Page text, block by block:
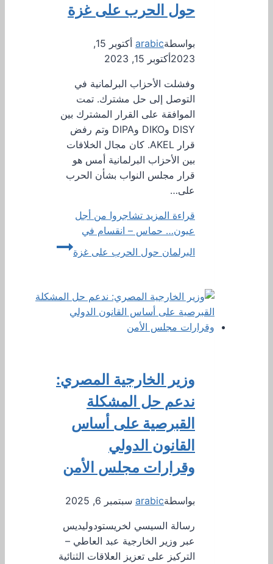
حول الحرب على غزة
بواسطةarabic
أكتوبر 15,
2023أكتوبر 15, 2023
وفشلت الأحزاب البرلمانية في
التوصل إلى حل مشترك. تمت
الموافقة على القرار المشترك بين
DISY وDIKO وDIPA وتم رفض
قرار AKEL. كان مجال الخلافات
بين الأحزاب البرلمانية أمس هو
قرار مجلس النواب بشأن الحرب
على…
قراءة المزيد تشاجروا من أجل
عيون… حماس – انقسام في
البرلمان حول الحرب على غزة
وزير الخارجية المصري:
ندعم حل المشكلة
القبرصية على أساس
القانون الدولي
وقرارات مجلس الأمن
بواسطةarabic سبتمبر 6, 2025
رسالة السيسي لخريستودوليديس
عبر وزير الخارجية عبد العاطي –
التركيز على تعزيز العلاقات الثنائية